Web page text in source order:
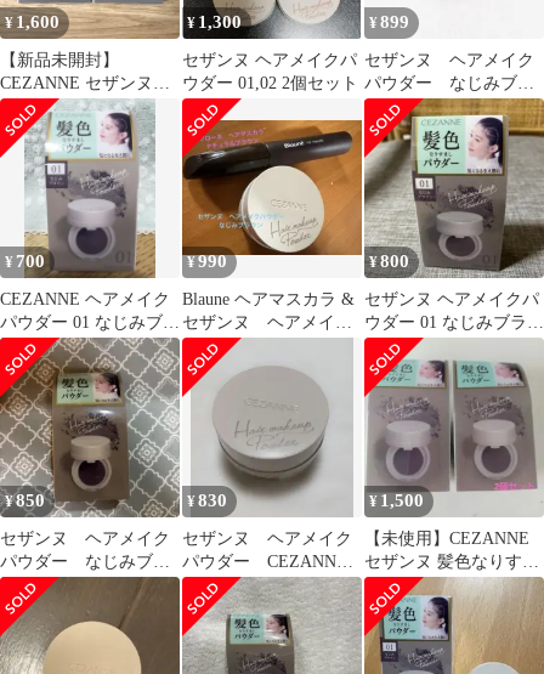
¥ 1,600
【新品未開封】
CEZANNE セザンヌヘ
アメイクパウダーなじ
みブラウン2個セット
¥ 1,300
セザンヌ ヘアメイクパ
ウダー 01,02 2個セット
¥899
セザンヌ ヘアメイク
パウダー なじみブラ
ウン ヘアケア ブラ
ウン
¥ 700
CEZANNE ヘアメイク
パウダー 01 なじみブラ
ウン
¥990
Blaune ヘアマスカラ &
セザンヌ ヘアメイク
パウダー なじみブラウ
ン
¥800
セザンヌ ヘアメイクパ
ウダー 01 なじみブラウ
ン
¥850
セザンヌ ヘアメイク
パウダー なじみブラ
ウン
¥830
セザンヌ ヘアメイク
パウダー CEZANNE
白髪 薄毛 メイク
¥ 1,500
【未使用】CEZANNE
セザンヌ 髪色なりすま
しパウダー ２個セット